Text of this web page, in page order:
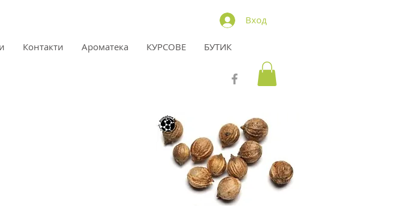
Вход
Контакти Ароматека КУРСОВЕ БУТИК